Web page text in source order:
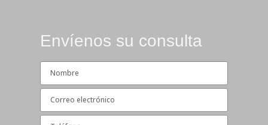
Envíenos su consulta